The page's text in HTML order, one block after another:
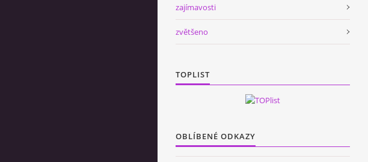
zajímavosti
zvětšeno
TOPLIST
OBLÍBENÉ ODKAZY